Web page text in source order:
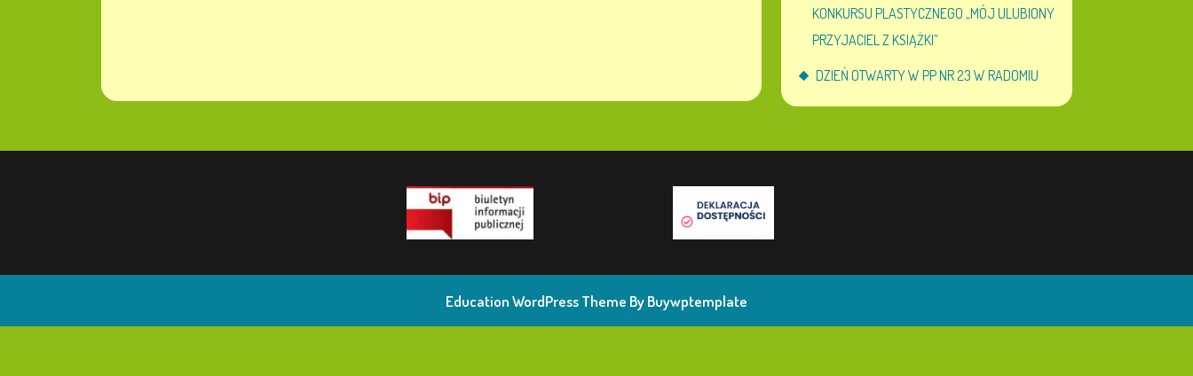
KONKURSU PLASTYCZNEGO „MÓJ ULUBIONY
PRZYJACIEL Z KSIĄŻKI”
DZIEŃ OTWARTY W PP NR 23 W RADOMIU
Education WordPress Theme By Buywptemplate